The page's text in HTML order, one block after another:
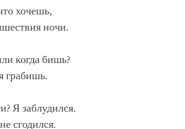
хочешь,
ночи.
когда бишь?
грабишь.
Я заблудился.
сгодился.